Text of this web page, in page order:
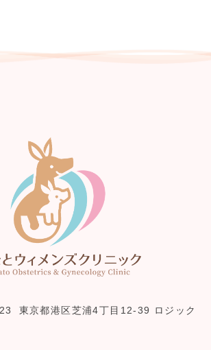
東京都港区芝浦4丁目12-39 ロジック